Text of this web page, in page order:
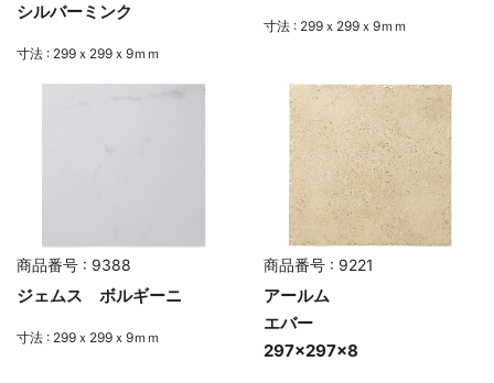
シルバーミンク
寸法 : 299ｘ299ｘ9ｍｍ
寸法 : 299ｘ299ｘ9ｍｍ
商品番号 : 9388
ジェムス ボルギーニ
寸法 : 299ｘ299ｘ9ｍｍ
商品番号 : 9221
アールム
エバー
297×297×8